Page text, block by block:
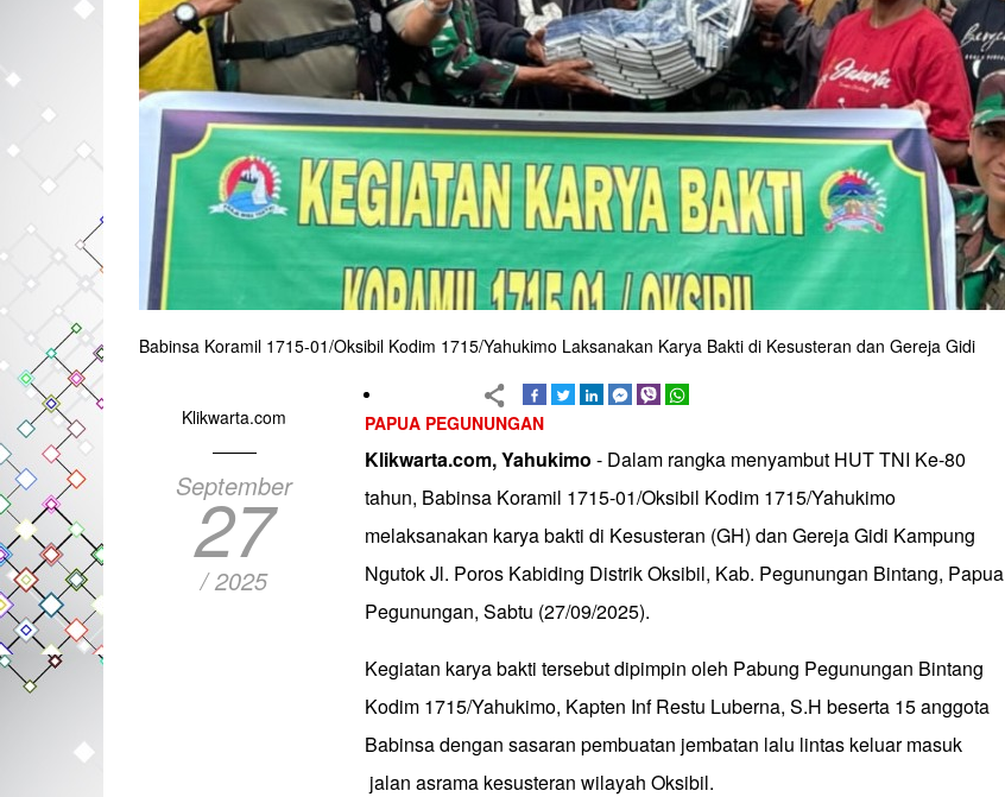
Babinsa Koramil 1715-01/Oksibil Kodim 1715/Yahukimo Laksanakan Karya Bakti di Kesusteran dan Gereja Gidi
Klikwarta.com
September
27
/ 2025
PAPUA PEGUNUNGAN
Klikwarta.com, Yahukimo - Dalam rangka menyambut HUT TNI Ke-80
tahun, Babinsa Koramil 1715-01/Oksibil Kodim 1715/Yahukimo
melaksanakan karya bakti di Kesusteran (GH) dan Gereja Gidi Kampung
Ngutok Jl. Poros Kabiding Distrik Oksibil, Kab. Pegunungan Bintang, Papua
Pegunungan, Sabtu (27/09/2025).
Kegiatan karya bakti tersebut dipimpin oleh Pabung Pegunungan Bintang
Kodim 1715/Yahukimo, Kapten Inf Restu Luberna, S.H beserta 15 anggota
Babinsa dengan sasaran pembuatan jembatan lalu lintas keluar masuk
jalan asrama kesusteran wilayah Oksibil.